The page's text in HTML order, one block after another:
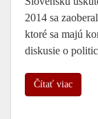
2014 sa
ktoré sa majú
diskusie o
Čítať viac